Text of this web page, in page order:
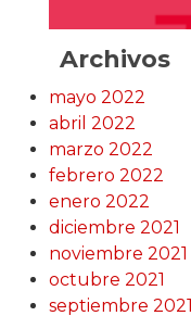
Archivos
mayo 2022
abril 2022
marzo 2022
febrero 2022
enero 2022
diciembre 2021
noviembre 2021
octubre 2021
septiembre 2021